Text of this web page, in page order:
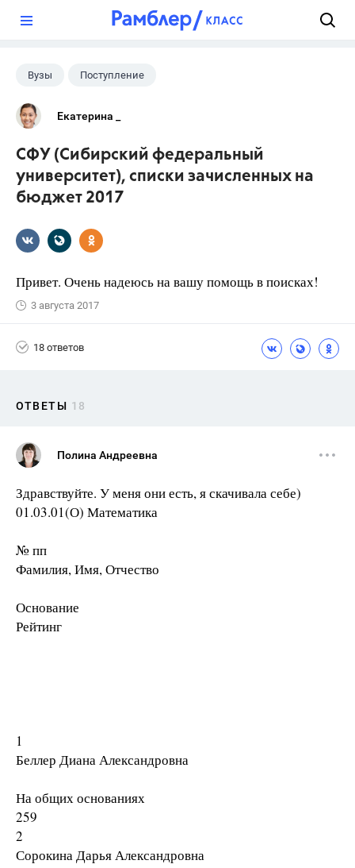
Вузы Поступление
Екатерина _
СФУ (Сибирский федеральный
университет), списки зачисленных на
бюджет 2017
Привет. Очень надеюсь на вашу помощь в поисках!
3 августа 2017
18 ответов
ОТВЕТЫ 18
Полина Андреевна
Здравствуйте. У меня они есть, я скачивала себе)
01.03.01(О) Математика
№ пп
Фамилия, Имя, Отчество
Основание
Рейтинг
1
Беллер Диана Александровна
На общих основаниях
259
2
Сорокина Дарья Александровна